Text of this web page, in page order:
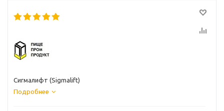
Сигмалифт (Sigmalift)
Подробнее